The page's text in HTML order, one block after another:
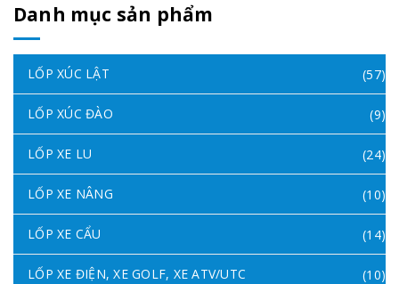
Danh mục sản phẩm
LỐP XÚC LẬT (57)
LỐP XÚC ĐÀO (9)
LỐP XE LU (24)
LỐP XE NÂNG (10)
LỐP XE CẨU (14)
LỐP XE ĐIỆN, XE GOLF, XE ATV/UTC (10)